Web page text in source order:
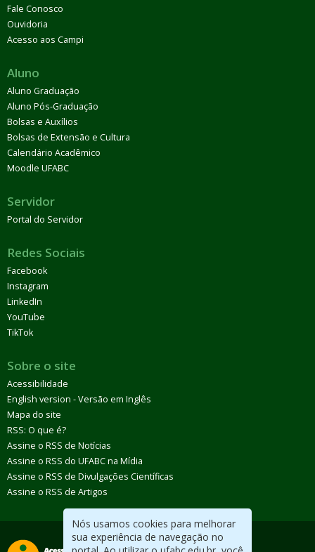
Nós usamos cookies para melhorar
sua experiência de navegação no
Fale Conosco
Ouvidoria
Acesso aos Campi
Aluno
Aluno Graduação
Aluno Pós-Graduação
Bolsas e Auxílios
Bolsas de Extensão e Cultura
Calendário Acadêmico
Moodle UFABC
Servidor
Portal do Servidor
Redes Sociais
Facebook
Instagram
LinkedIn
YouTube
TikTok
Sobre o site
Acessibilidade
English version - Versão em Inglês
Mapa do site
RSS: O que é?
Assine o RSS de Notícias
Assine o RSS do UFABC na Mídia
Assine o RSS de Divulgações Científicas
Assine o RSS de Artigos